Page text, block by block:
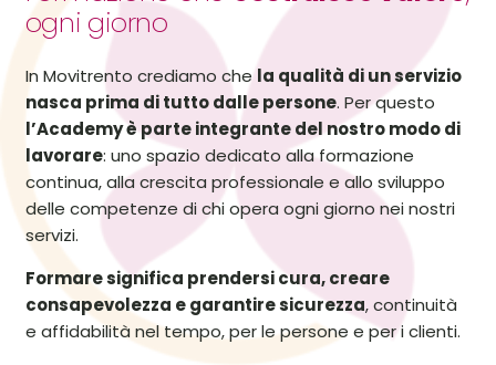
ogni giorno
In Movitrento crediamo chela qualità di un servizio
nasca prima di tutto dalle persone. Per questo
l’Academy è parte integrante del nostro modo di
lavorare: uno spazio dedicato alla formazione
continua, alla crescita professionale e allo sviluppo
delle competenze di chi opera ogni giorno nei nostri
servizi.
Formare significa prendersi cura, creare
consapevolezza e garantire sicurezza, continuità
e affidabilità nel tempo, per le persone e per i clienti.